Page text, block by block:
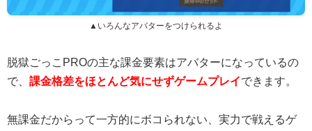
▲いろんなアバターをつけられるよ
脱獄ごっこPROの主な課金要素はアバターになっているの
で、 課金格差をほとんど気にせずゲームプレイできます。
無課金だからって一方的にボコられない、実力で戦えるゲ